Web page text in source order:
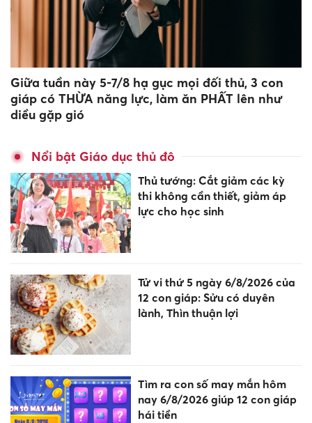
Giữa tuần này 5-7/8 hạ gục mọi đối thủ, 3 con
giáp có THỪA năng lực, làm ăn PHẤT lên như
diều gặp gió
Nổi bật Giáo dục thủ đô
Thủ tướng: Cắt giảm các kỳ
thi không cần thiết, giảm áp
lực cho học sinh
Tử vi thứ 5 ngày 6/8/2026 của
12 con giáp: Sửu có duyên
lành, Thìn thuận lợi
Tìm ra con số may mắn hôm
nay 6/8/2026 giúp 12 con giáp
hái tiền